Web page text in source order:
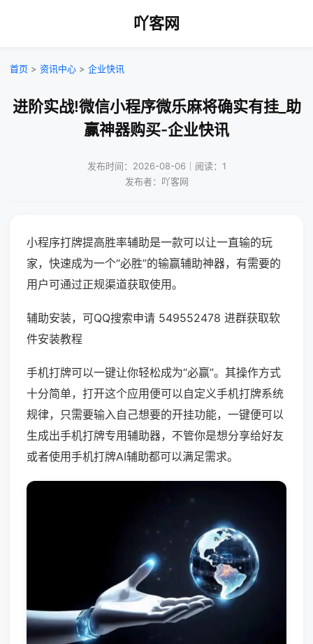
吖客网
首页 > 资讯中心 > 企业快讯
进阶实战!微信小程序微乐麻将确实有挂_助
赢神器购买-企业快讯
发布时间：2026-08-06｜阅读：1
发布者：吖客网
小程序打牌提高胜率辅助是一款可以让一直输的玩
家，快速成为一个“必胜”的输赢辅助神器，有需要的
用户可通过正规渠道获取使用。
辅助安装，可QQ搜索申请 549552478 进群获取软
件安装教程
手机打牌可以一键让你轻松成为“必赢”。其操作方式
十分简单，打开这个应用便可以自定义手机打牌系统
规律，只需要输入自己想要的开挂功能，一键便可以
生成出手机打牌专用辅助器，不管你是想分享给好友
或者使用手机打牌AI辅助都可以满足需求。